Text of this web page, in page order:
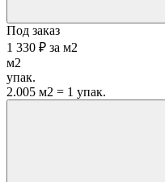
Под заказ
1 330 ₽ за м2
м2
упак.
2.005 м2 = 1 упак.